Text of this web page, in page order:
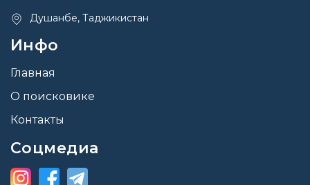
Душанбе, Таджикистан
Инфо
Главная
О поисковике
Контакты
Соцмедиа